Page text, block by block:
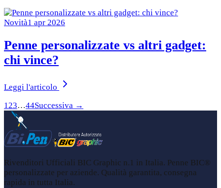
Novità1 apr 2026
Penne personalizzate vs altri gadget:
chi vince?
Leggi l'articolo
123…44Successiva →
Rivenditori Ufficiali BIC Graphic n.1 in Italia. Penne BIC®
personalizzate per aziende. Qualità garantita, consegna
rapida in tutta Italia.